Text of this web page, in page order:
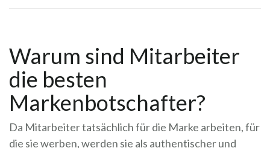
Warum sind Mitarbeiter
die besten
Markenbotschafter?
Da Mitarbeiter tatsächlich für die Marke arbeiten, für
die sie werben, werden sie als authentischer und